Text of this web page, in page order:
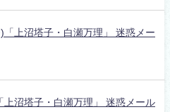
「上沼塔子・白瀬万理」 迷惑メー
上沼塔子・白瀬万理」 迷惑メール